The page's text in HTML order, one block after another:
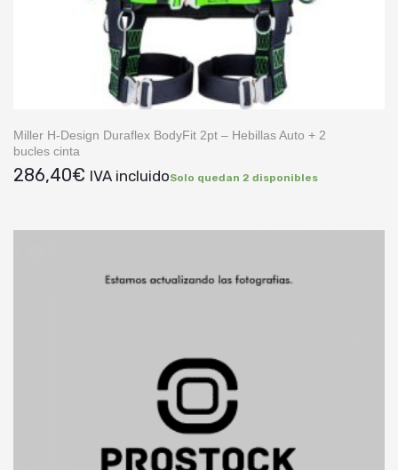
Miller H-Design Duraflex BodyFit 2pt – Hebillas Auto + 2
bucles cinta
286,40€ IVA incluidoSolo quedan 2 disponibles